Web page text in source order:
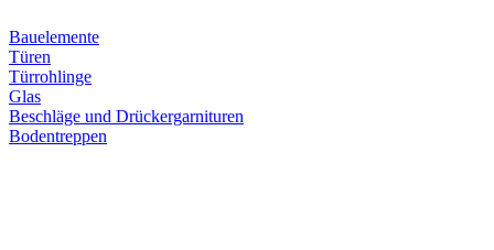
Bauelemente
Türen
Türrohlinge
Glas
Beschläge und Drückergarnituren
Bodentreppen